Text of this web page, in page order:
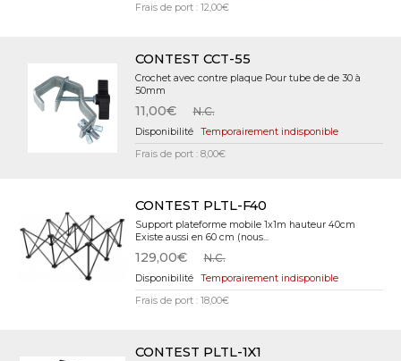
Frais de port : 12,00€
CONTEST CCT-55
Crochet avec contre plaque Pour tube de de 30 à
50mm
11,00€ N.C.
Temporairement indisponible
Frais de port : 8,00€
CONTEST PLTL-F40
Support plateforme mobile 1x1m hauteur 40cm
Existe aussi en 60 cm (nous...
129,00€ N.C.
Temporairement indisponible
Frais de port : 18,00€
CONTEST PLTL-1X1